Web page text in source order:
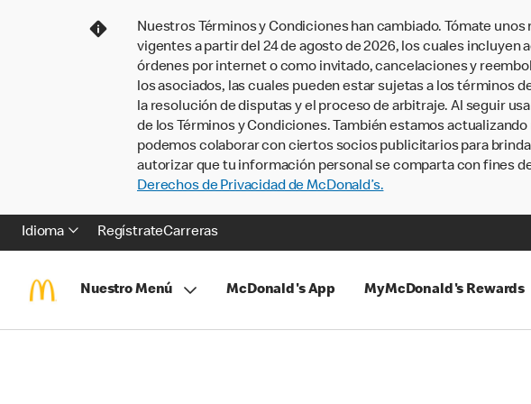
Nuestros Términos y Condiciones han cambiado. Tómate
vigentes a partir del 24 de agosto de 2026, los cuales
órdenes por internet o como invitado, cancelaciones y
los asociados, las cuales pueden estar sujetas a los términos
la resolución de disputas y el proceso de arbitraje. Al seguir
de los Términos y Condiciones. También estamos
podemos colaborar con ciertos socios publicitarios para
autorizar que tu información personal se comparta con fines
Derechos de Privacidad de McDonald’s.
Idioma RegístrateCarreras
Nuestro Menú McDonald's App MyMcDonald's Rewards